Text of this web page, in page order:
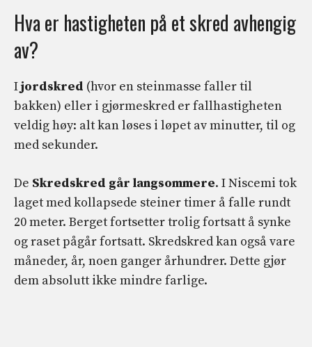
Hva er hastigheten på et skred avhengig
av?
Ijordskred (hvor en steinmasse faller til
bakken) eller i gjørmeskred er fallhastigheten
veldig høy: alt kan løses i løpet av minutter, til og
med sekunder.
De Skredskred går langsommere. I Niscemi tok
laget med kollapsede steiner timer å falle rundt
20 meter. Berget fortsetter trolig fortsatt å synke
og raset pågår fortsatt. Skredskred kan også vare
måneder, år, noen ganger århundrer. Dette gjør
dem absolutt ikke mindre farlige.